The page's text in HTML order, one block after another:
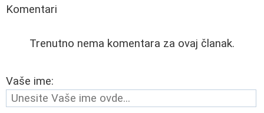
Komentari
Trenutno nema komentara za ovaj članak.
Vaše ime: